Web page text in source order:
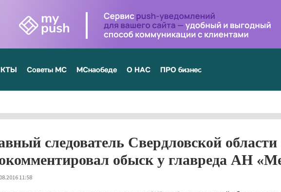
Советы МС МСнаобеде О НАС ПРО бизнес
следователь Свердловской области
обыск у главреда АН
11:58